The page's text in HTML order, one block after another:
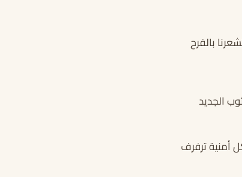
بالفرح
الجديد
أمنية ترفرف